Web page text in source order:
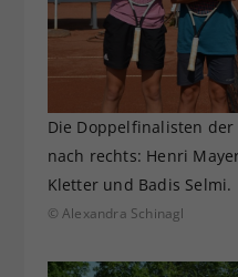
Die Doppelfinalisten
nach rechts: Henri
Kletter und Badis Selmi.
© Alexandra Schinagl